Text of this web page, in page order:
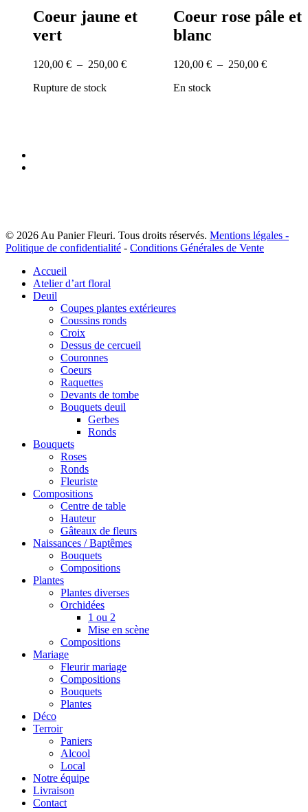
plusieurs
variations.
Coeur jaune et
vert
120,00 € – 250,00 €Plage
Rupture de stock
Coeur rose pâle et
blanc
120,00 € – 250,00 €Plage
En stock
© 2026 Au Panier Fleuri. Tous droits réservés. Mentions légales -
Politique de confidentialité - Conditions Générales de Vente
Close
Menu
Accueil
Atelier d’art floral
Deuil
Coupes plantes extérieures
Coussins ronds
Croix
Dessus de cercueil
Couronnes
Coeurs
Raquettes
Devants de tombe
Bouquets deuil
Gerbes
Ronds
Bouquets
Roses
Ronds
Fleuriste
Compositions
Centre de table
Hauteur
Gâteaux de fleurs
Naissances / Baptêmes
Bouquets
Compositions
Plantes
Plantes diverses
Orchidées
1 ou 2
Mise en scène
Compositions
Mariage
Fleurir mariage
Compositions
Bouquets
Plantes
Déco
Terroir
Paniers
Alcool
Local
Notre équipe
Livraison
Contact